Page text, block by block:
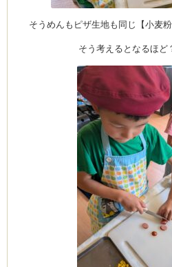
by CEDO)
そうめんもピザ生地も同じ【小麦
そう考えるとなるほど